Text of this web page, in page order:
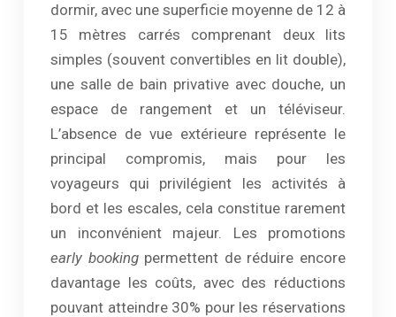
dormir, avec une superficie moyenne de 12 à
15 mètres carrés comprenant deux lits
simples (souvent convertibles en lit double),
une salle de bain privative avec douche, un
espace de rangement et un téléviseur.
L’absence de vue extérieure représente le
principal compromis, mais pour les
voyageurs qui privilégient les activités à
bord et les escales, cela constitue rarement
un inconvénient majeur. Les promotions
early bookingpermettent de réduire encore
davantage les coûts, avec des réductions
pouvant atteindre 30% pour les réservations